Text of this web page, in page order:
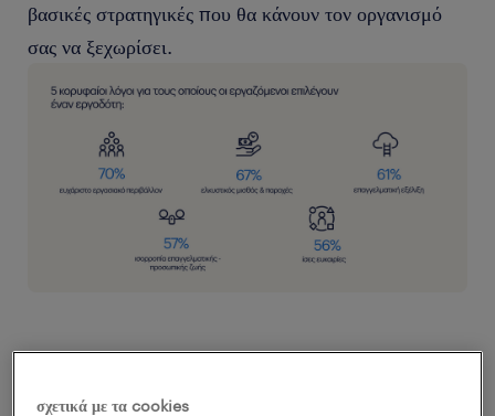
βασικές στρατηγικές που θα κάνουν τον οργανισμό
σας να ξεχωρίσει.
σχετικά με τα cookies